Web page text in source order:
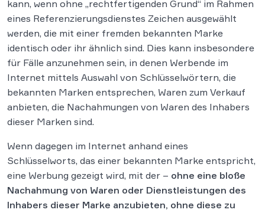
kann, wenn ohne „rechtfertigenden Grund“ im Rahmen
eines Referenzierungsdienstes Zeichen ausgewählt
werden, die mit einer fremden bekannten Marke
identisch oder ihr ähnlich sind. Dies kann insbesondere
für Fälle anzunehmen sein, in denen Werbende im
Internet mittels Auswahl von Schlüsselwörtern, die
bekannten Marken entsprechen, Waren zum Verkauf
anbieten, die Nachahmungen von Waren des Inhabers
dieser Marken sind.
Wenn dagegen im Internet anhand eines
Schlüsselworts, das einer bekannten Marke entspricht,
eine Werbung gezeigt wird, mit der – ohne eine bloße
Nachahmung von Waren oder Dienstleistungen des
Inhabers dieser Marke anzubieten, ohne diese zu